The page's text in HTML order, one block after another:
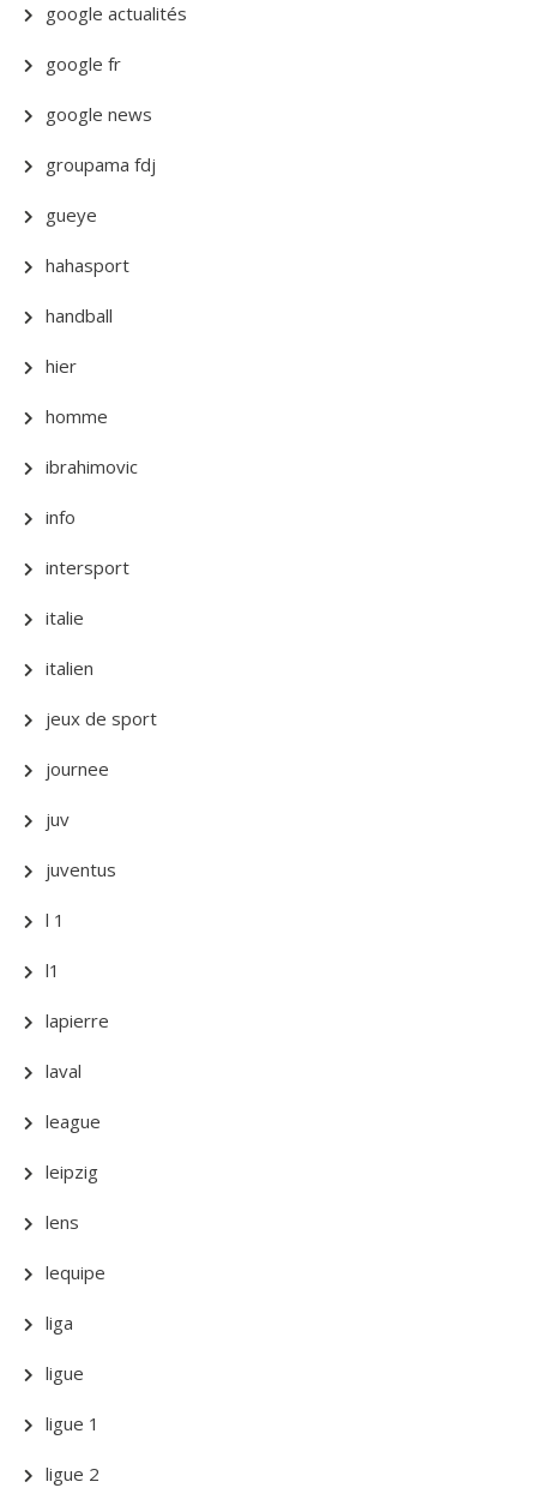
google actualités
google fr
google news
groupama fdj
gueye
hahasport
handball
hier
homme
ibrahimovic
info
intersport
italie
italien
jeux de sport
journee
juv
juventus
l 1
l1
lapierre
laval
league
leipzig
lens
lequipe
liga
ligue
ligue 1
ligue 2